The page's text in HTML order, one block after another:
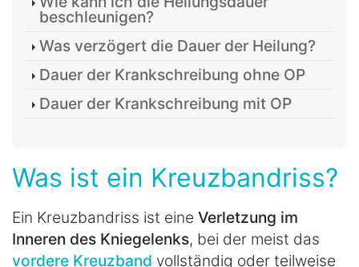
beschleunigen?
Was verzögert die Dauer der Heilung?
Dauer der Krankschreibung ohne OP
Dauer der Krankschreibung mit OP
Was ist ein Kreuzbandriss?
Ein Kreuzbandriss ist eine Verletzung im
Inneren des Kniegelenks, bei der meist das
vordere Kreuzband vollständig oder teilweise